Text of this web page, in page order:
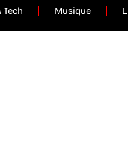
Tech Musique